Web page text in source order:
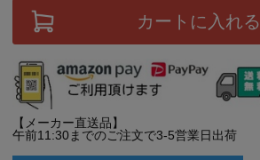
カートに入れる
【メーカー直送品】
午前11:30までのご注文で3-5営業日出荷